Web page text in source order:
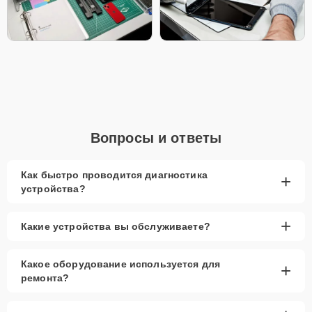
Вопросы и ответы
Как быстро проводится диагностика
устройства?
+
Какие устройства вы обслуживаете? +
Какое оборудование используется для
ремонта?
+